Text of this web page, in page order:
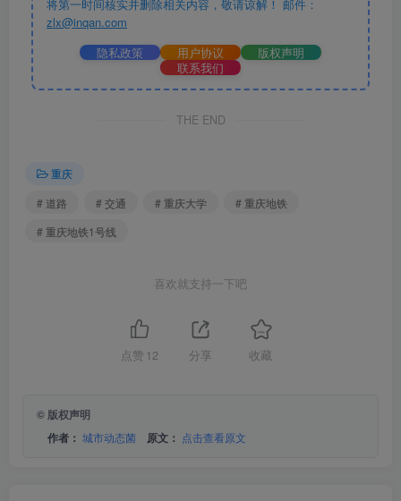
将第一时间核实并删除相关内容，敬请谅解！ 邮件：
zlx@inqan.com
隐私政策
用户协议
版权声明
联系我们
THE END
重庆
# 道路
# 交通 # 重庆大学
# 重庆地铁
# 重庆地铁1号线
喜欢就支持一下吧
点赞 12 分享 收藏
© 版权声明
作者： 城市动态菌 原文： 点击查看原文